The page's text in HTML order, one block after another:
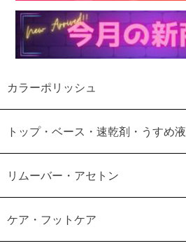
カラーポリッシュ
トップ・ベース・速乾剤・うすめ液
リムーバー・アセトン
ケア・フットケア